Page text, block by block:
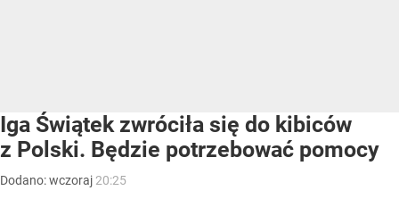
Iga Świątek zwróciła się do kibiców
z Polski. Będzie potrzebować pomocy
Dodano:wczoraj 20:25